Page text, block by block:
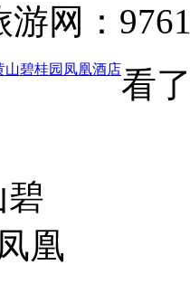
游网：
山碧桂园凤凰酒店看